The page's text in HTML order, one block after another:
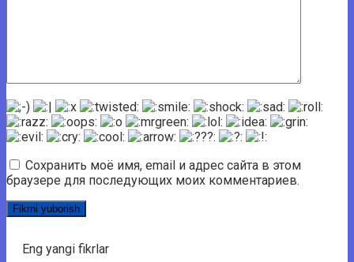
Сохранить моё имя, email и адрес сайта в этом
браузере для последующих моих комментариев.
Eng yangi fikrlar